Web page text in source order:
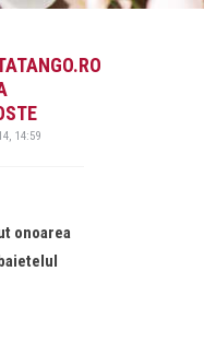
14:59
onoarea